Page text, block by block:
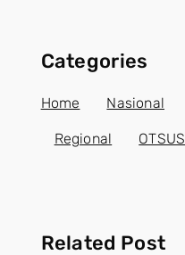
Categories
Home Nasional
Regional OTSUS
Related Post